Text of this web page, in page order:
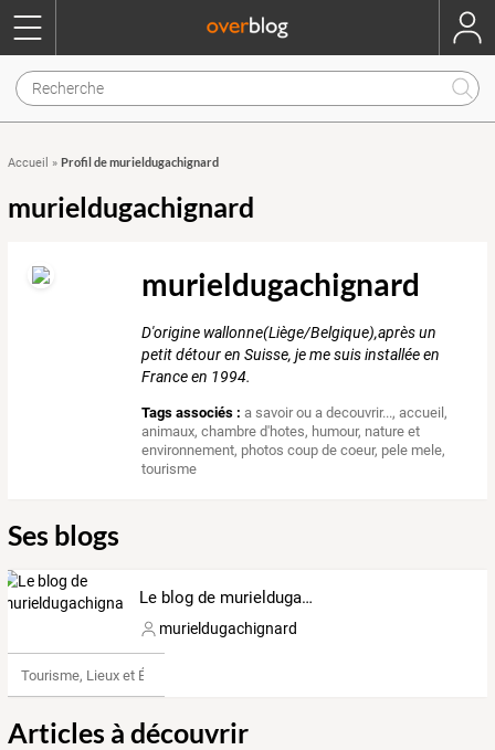
Accueil » Profil de murieldugachignard
murieldugachignard
murieldugachignard
D'origine wallonne(Liège/Belgique),après un
petit détour en Suisse, je me suis installée en
France en 1994.
Tags associés : a savoir ou a decouvrir...,accueil,
animaux,chambre d'hotes, humour, nature et
environnement, photos coup de coeur, pele mele,
tourisme
Ses blogs
Le blog de murieldugachignard
murieldugachignard
Tourisme, Lieux et Événements
Articles à découvrir